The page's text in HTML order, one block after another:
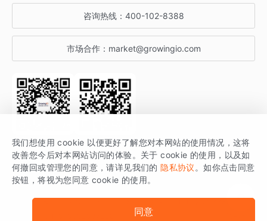
增长博客
开发者文档
SDK 文档
场景指南
增长大会
行业活动
咨询热线： 400-102-8388
市场合作： market@growingio.com
关注公众号 获取更多干货
GrowingIO 是专注于数据智能分析与增长的品牌，核心平台为 GrowingIO
分析云。
版权所有 © 北京易数科技有限公司
我们想使用 cookie 以便更好了解您对本网站的使用情况，这将
改善您今后对本网站访问的体验。关于 cookie 的使用，以及如
何撤回或管理您的同意，请详见我们的 隐私协议 。如你点击同意
按钮，将视为您同意 cookie 的使用。
同意